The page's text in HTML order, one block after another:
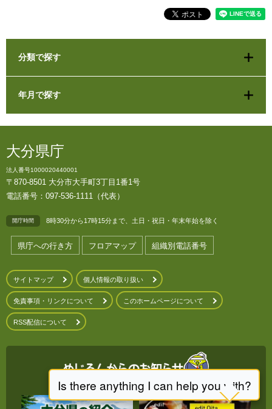
分類で探す
年月で探す
大分県庁
法人番号1000020440001
〒870-8501 大分市大手町3丁目1番1号
電話番号：097-536-1111（代表）
開庁時間 8時30分から17時15分まで、土日・祝日・年末年始を除く
県庁への行き方 フロアマップ 組織別電話番号
サイトマップ 個人情報の取り扱い
免責事項・リンクについて このホームページについて
RSS配信について